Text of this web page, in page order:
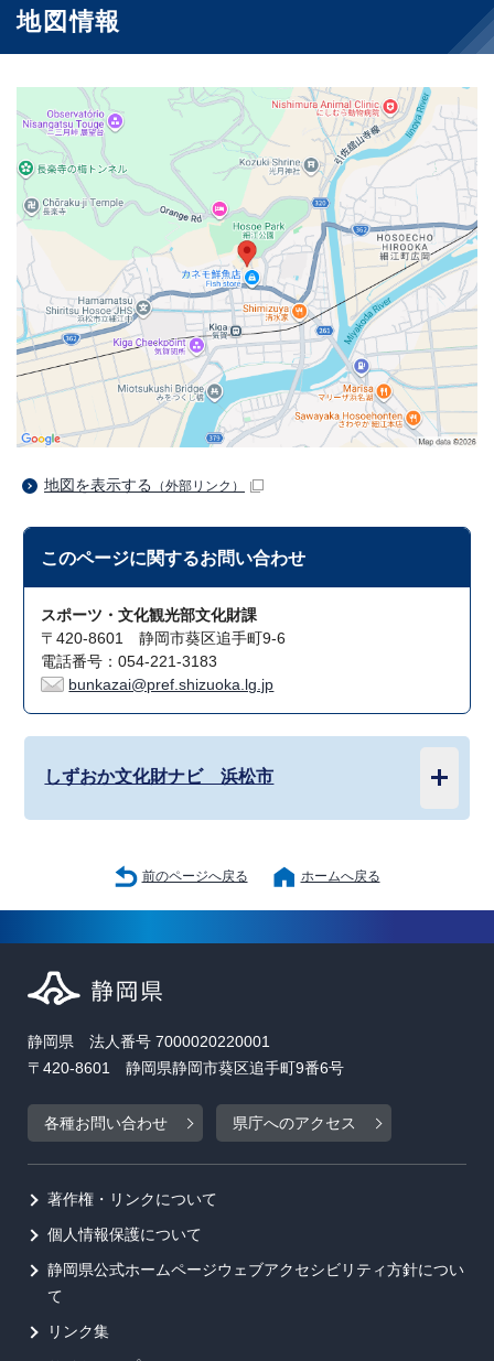
地図情報
地図を表示する （外部リンク）
このページに関するお問い合わせ
スポーツ・文化観光部文化財課
〒420-8601 静岡市葵区追手町9-6
電話番号：054-221-3183
bunkazai@pref.shizuoka.lg.jp
しずおか文化財ナビ 浜松市
前のページへ戻る ホームへ戻る
静岡県 法人番号 7000020220001
〒420-8601 静岡県静岡市葵区追手町9番6号
各種お問い合わせ 県庁へのアクセス
著作権・リンクについて
個人情報保護について
静岡県公式ホームページウェブアクセシビリティ方針につい
て
リンク集